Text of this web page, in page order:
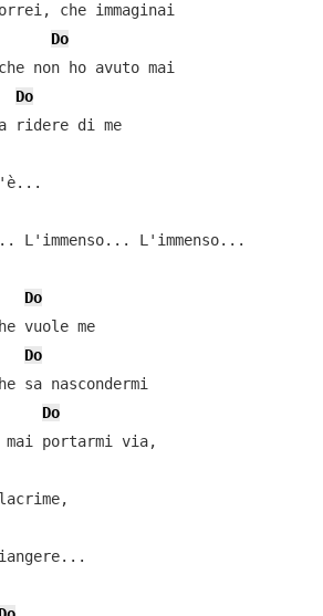
che immaginai
Do
non ho avuto mai
Do
ridere di me
L'immenso... L'immenso...
Do
vuole me
Do
sa nascondermi
Do
mai portarmi via,